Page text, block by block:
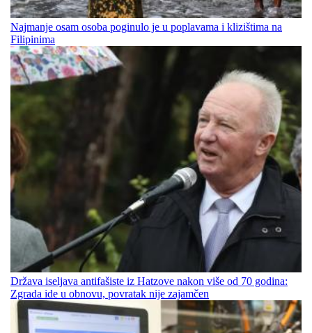
Najmanje osam osoba poginulo je u poplavama i klizištima na
Filipinima
Država iseljava antifašiste iz Hatzove nakon više od 70 godina:
Zgrada ide u obnovu, povratak nije zajamčen